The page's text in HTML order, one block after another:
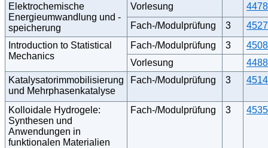
Elektrochemische
Energieumwandlung und -
speicherung
Vorlesung
Fach-/Modulprüfung
3
Introduction to Statistical
Mechanics
Fach-/Modulprüfung 3
Vorlesung
Katalysatorimmobilisierung
und Mehrphasenkatalyse
Fach-/Modulprüfung 3
Kolloidale Hydrogele:
Synthesen und
Anwendungen in
funktionalen Materialien
Fach-/Modulprüfung 3